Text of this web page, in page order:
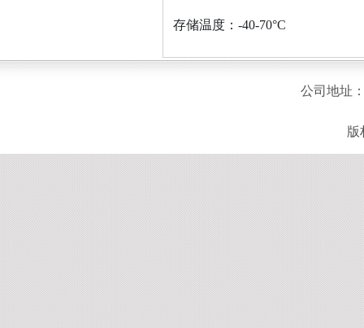
存储温度：-40-70°C
公司地址
版